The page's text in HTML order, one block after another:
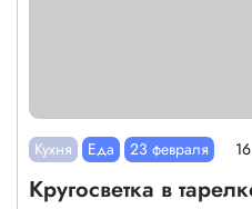
Кухня Еда 23 февраля
Кругосветка в